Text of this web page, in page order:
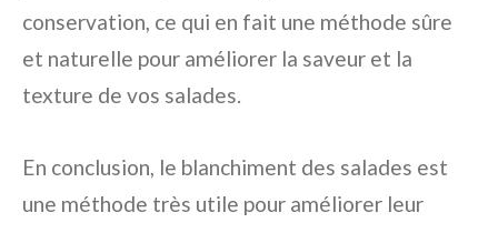
conservation, ce qui en fait une méthode sûre
et naturelle pour améliorer la saveur et la
texture de vos salades.
En conclusion, le blanchiment des salades est
une méthode très utile pour améliorer leur